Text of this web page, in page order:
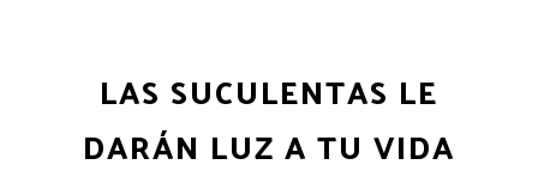
LAS SUCULENTAS LE
DARÁN LUZ A TU VIDA